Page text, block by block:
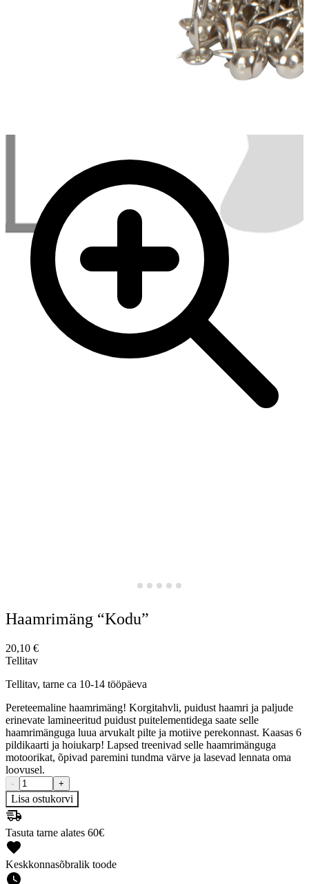
Haamrimäng “Kodu”
20,10 €
Tellitav
Tellitav, tarne ca 10-14 tööpäeva
Pereteemaline haamrimäng! Korgitahvli, puidust haamri ja paljude
erinevate lamineeritud puidust puitelementidega saate selle
haamrimänguga luua arvukalt pilte ja motiive perekonnast. Kaasas 6
pildikaarti ja hoiukarp! Lapsed treenivad selle haamrimänguga
motoorikat, õpivad paremini tundma värve ja lasevad lennata oma
loovusel.
- +
Lisa ostukorvi
Tasuta tarne alates 60€
Keskkonnasõbralik toode